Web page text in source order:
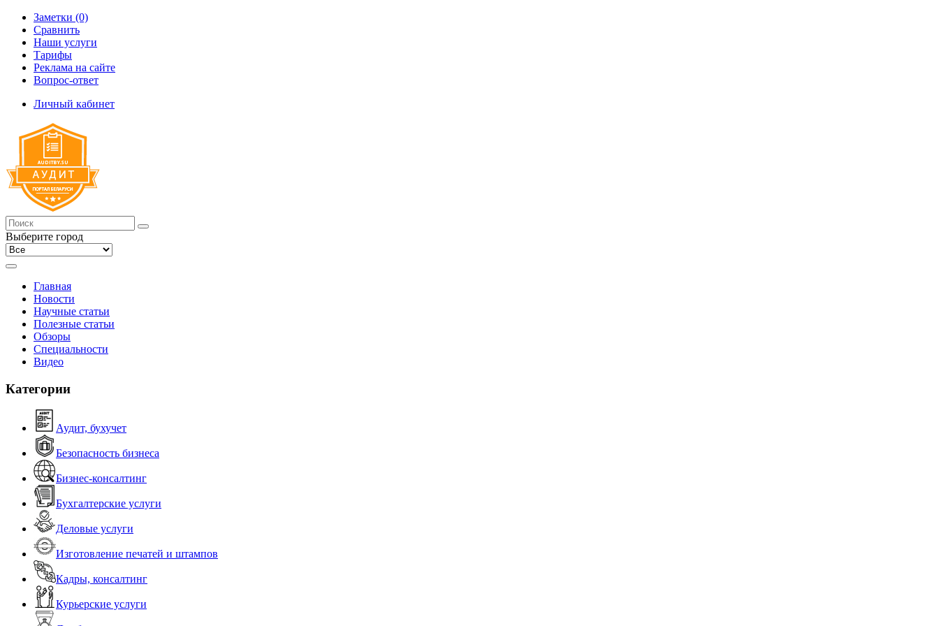
Заметки (0)
Сравнить
Наши услуги
Тарифы
Реклама на сайте
Вопрос-ответ
Личный кабинет
Выберите город
Главная
Новости
Научные статьи
Полезные статьи
Обзоры
Специальности
Видео
Категории
Аудит, бухучет
Безопасность бизнеса
Бизнес-консалтинг
Бухгалтерские услуги
Деловые услуги
Изготовление печатей и штампов
Кадры, консалтинг
Курьерские услуги